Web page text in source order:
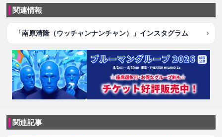
関連情報
「南原清隆（ウッチャンナンチャン）」インスタグラム
関連記事